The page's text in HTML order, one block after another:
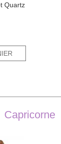
Quartz
Capricorne